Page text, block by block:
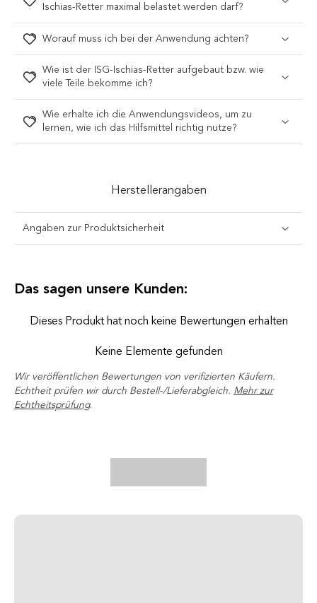
Ischias-Retter maximal belastet werden darf?
Worauf muss ich bei der Anwendung achten?
Wie ist der ISG-Ischias-Retter aufgebaut bzw. wie
viele Teile bekomme ich?
Wie erhalte ich die Anwendungsvideos, um zu
lernen, wie ich das Hilfsmittel richtig nutze?
Herstellerangaben
Angaben zur Produktsicherheit
Das sagen unsere Kunden:
Dieses Produkt hat noch keine Bewertungen erhalten
Keine Elemente gefunden
Wir veröffentlichen Bewertungen von verifizierten Käufern.
Echtheit prüfen wir durch Bestell-/Lieferabgleich. Mehr zur
Echtheitsprüfung.